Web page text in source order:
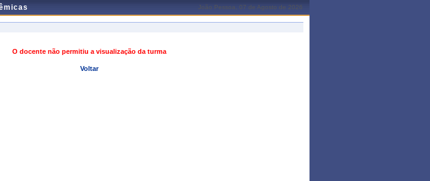
João Pessoa, 07 de Agosto de 2026
O docente não permitiu a visualização da turma
Voltar